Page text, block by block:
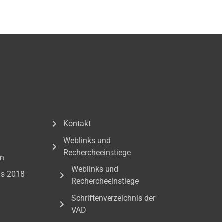
2018
Kontakt
Weblinks und
Rechercheeinstiege
Weblinks und
Rechercheeinstiege
Schriftenverzeichnis der
VAD